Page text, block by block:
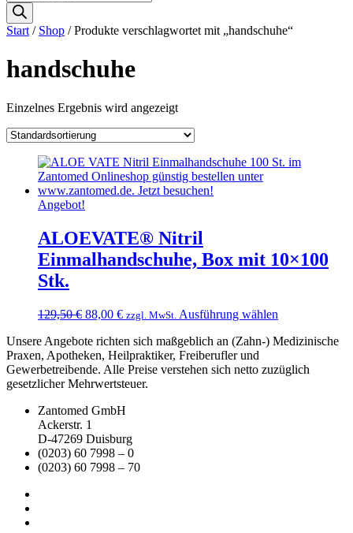
search
Start / Shop / Produkte verschlagwortet mit „handschuhe“
handschuhe
Einzelnes Ergebnis wird angezeigt
Angebot!
ALOEVATE® Nitril
Einmalhandschuhe, Box mit 10×100
Stk.
129,50€ Ursprünglicher
war:
129,50 €
88,00 €Aktueller
ist:
88,00 €.
zzgl. MwSt. Ausführung wählen
weist
Varianten
Unsere Angebote richten sich maßgeblich an (Zahn-) Medizinische
Praxen, Apotheken, Heilpraktiker, Freiberufler und
Gewerbetreibende. Alle Preise verstehen sich netto zuzüglich
gesetzlicher Mehrwertsteuer.
Zantomed GmbH
Ackerstr. 1
D-47269 Duisburg
(0203) 60 7998 – 0
(0203) 60 7998 – 70